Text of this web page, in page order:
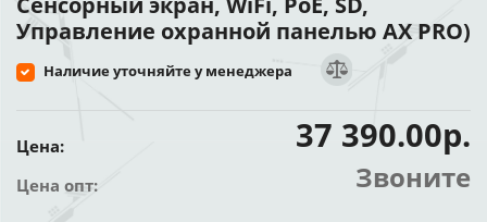
Управление охранной панелью AX PRO)
Наличие уточняйте у менеджера
Цена: 37 390.00р.
Цена опт: Звоните